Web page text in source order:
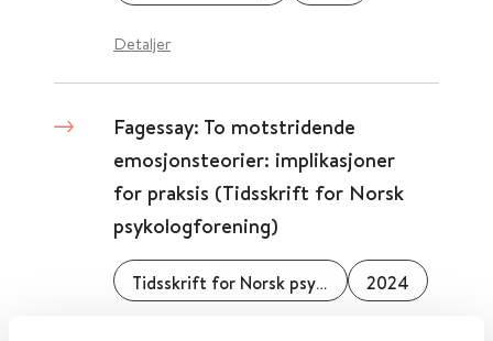
Detaljer
Fagessay: To motstridende
emosjonsteorier: implikasjoner
for praksis (Tidsskrift for Norsk
psykologforening)
Tidsskrift for Norsk psykologforening 2024